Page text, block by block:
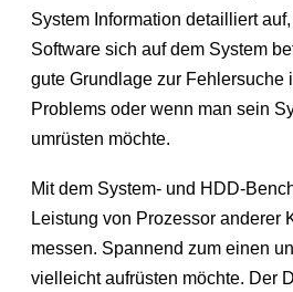
System Information detailliert
Software sich auf dem System
gute Grundlage zur Fehlersuche
Problems oder wenn man sein
umrüsten möchte.
Mit dem System- und HDD-
Leistung von Prozessor anderer
messen. Spannend zum einen
vielleicht aufrüsten möchte. Der